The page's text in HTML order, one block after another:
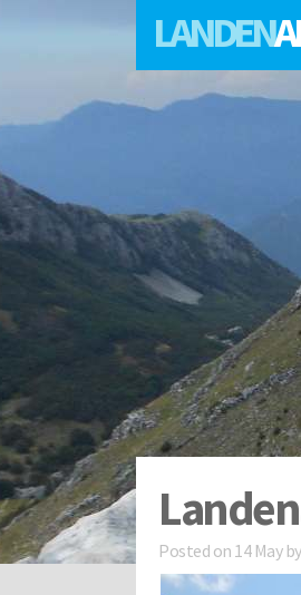
LANDEN
Posted on 14 Mayby